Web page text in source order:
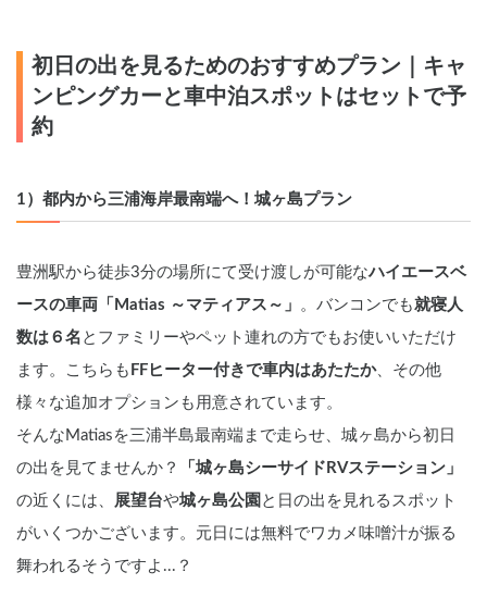
初日の出を見るためのおすすめプラン｜キャ
ンピングカーと車中泊スポットはセットで予
約
1）都内から三浦海岸最南端へ！城ヶ島プラン
豊洲駅から徒歩3分の場所にて受け渡しが可能なハイエースベ
ースの車両「Matias ～マティアス～」
。バンコンでも就寝人
数は６名 とファミリーやペット連れの方でもお使いいただけ
ます。こちらも FFヒーター付きで車内はあたたか、その他
様々な追加オプションも用意されています。
そんなMatiasを三浦半島最南端まで走らせ、城ヶ島から初日
の出を見てませんか？
「城ヶ島シーサイドRVステーション」
の近くには、
展望台や城ヶ島公園 と日の出を見れるスポット
がいくつかございます。元日には無料でワカメ味噌汁が振る
舞われるそうですよ...？